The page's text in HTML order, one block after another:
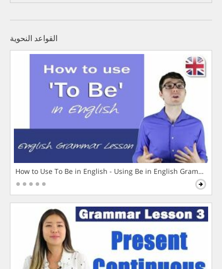
القواعد النحوية
How to Use To Be in English - Using Be in English Grammar